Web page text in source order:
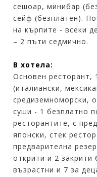
сешоар, минибар
сейф (безплатен).
на кърпите - всеки
– 2 пъти седмично.
В хотела:
Основен ресторант,
(италиански,
средиземноморски,
суши - 1 безплатно
ресторантите, с
японски, стек
предварителна
открити и 2 закрити
възрастни и 7 за